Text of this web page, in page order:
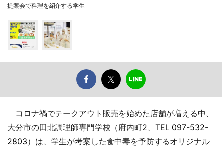
提案会で料理を紹介する学生
コロナ禍でテークアウト販売を始めた店舗が増える中、
大分市の田北調理師専門学校（府内町2、TEL 097-532-
2803）は、学生が考案した食中毒を予防するオリジナル